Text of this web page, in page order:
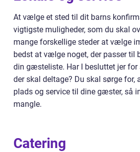
At vælge et sted til dit barns
vigtigste muligheder, som du skal
mange forskellige steder at vælge
bedst at vælge noget, der passer til
din gæsteliste. Har I besluttet jer
der skal deltage? Du skal sørge for,
plads og service til dine gæster, så
mangle.
Catering